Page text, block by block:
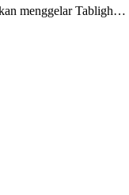
menggelar Tabligh…